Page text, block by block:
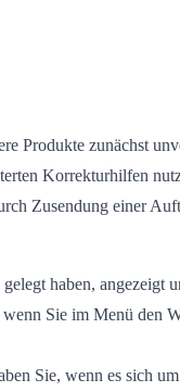
Produkte zunächst
Korrekturhilfen
Zusendung einer
haben, angezeigt
Sie im Menü den
Sie, wenn es sich um